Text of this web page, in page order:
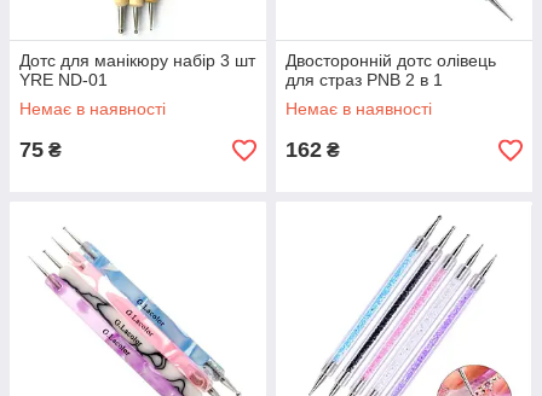
Дотс для манікюру набір 3 шт
YRE ND-01
Немає в наявності
75 ₴
Двосторонній дотс олівець
для страз PNB 2 в 1
Немає в наявності
162 ₴